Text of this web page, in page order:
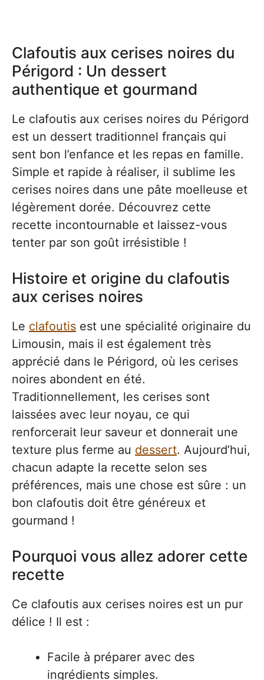
Clafoutis aux cerises noires du
Périgord : Un dessert
authentique et gourmand
Le clafoutis aux cerises noires du Périgord
est un dessert traditionnel français qui
sent bon l’enfance et les repas en famille.
Simple et rapide à réaliser, il sublime les
cerises noires dans une pâte moelleuse et
légèrement dorée. Découvrez cette
recette incontournable et laissez-vous
tenter par son goût irrésistible !
Histoire et origine du clafoutis
aux cerises noires
Le clafoutis est une spécialité originaire du
Limousin, mais il est également très
apprécié dans le Périgord, où les cerises
noires abondent en été.
Traditionnellement, les cerises sont
laissées avec leur noyau, ce qui
renforcerait leur saveur et donnerait une
texture plus ferme au dessert. Aujourd’hui,
chacun adapte la recette selon ses
préférences, mais une chose est sûre : un
bon clafoutis doit être généreux et
gourmand !
Pourquoi vous allez adorer cette
recette
Ce clafoutis aux cerises noires est un pur
délice ! Il est :
Facile à préparer avec des
ingrédients simples.